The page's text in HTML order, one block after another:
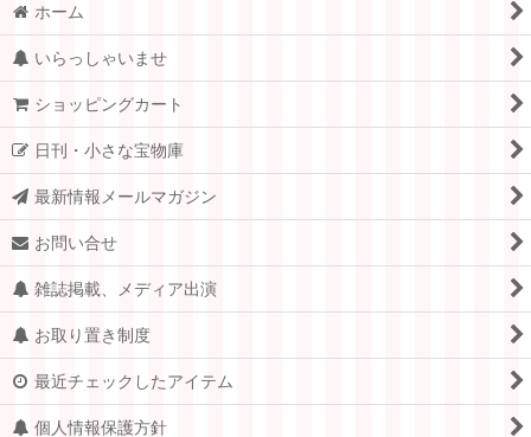
ホーム
いらっしゃいませ
ショッピングカート
日刊・小さな宝物庫
最新情報メールマガジン
お問い合せ
雑誌掲載、メディア出演
お取り置き制度
最近チェックしたアイテム
個人情報保護方針